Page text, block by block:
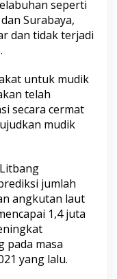
seperti
Surabaya,
dan tidak terjadi
untuk mudik
telah
secara cermat
mudik
jumlah
angkutan laut
1,4 juta
pada masa
yang lalu.